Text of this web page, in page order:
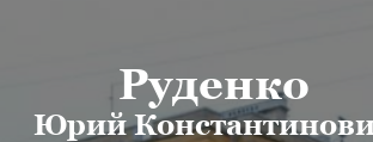
Руденко
Юрий